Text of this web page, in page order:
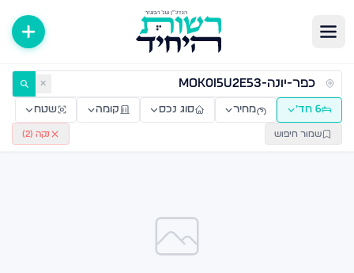
דירות למכירה ולהשכרה — רשות היחיד ✕
6 חד׳ מחיר סוג נכס קומה שטח
שמור חיפוש נקה (2
)